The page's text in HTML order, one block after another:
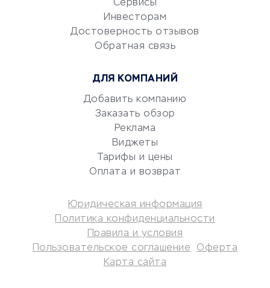
документооборот
Юридические компании
Аудиторские компании
Бухгалтерия онлайн
Потребительские кредиты
Кредитные карты
Дебетовые карты
Микрофинансовые
Сервисы
Инвесторам
Достоверность отзывов
Обратная связь
ДЛЯ КОМПАНИЙ
Добавить компанию
Заказать обзор
Реклама
Виджеты
Тарифы и цены
Оплата и возврат
Юридическая информация
Политика конфиденциальности
Правила и условия
Пользовательское соглашение
Оферта
Карта сайта